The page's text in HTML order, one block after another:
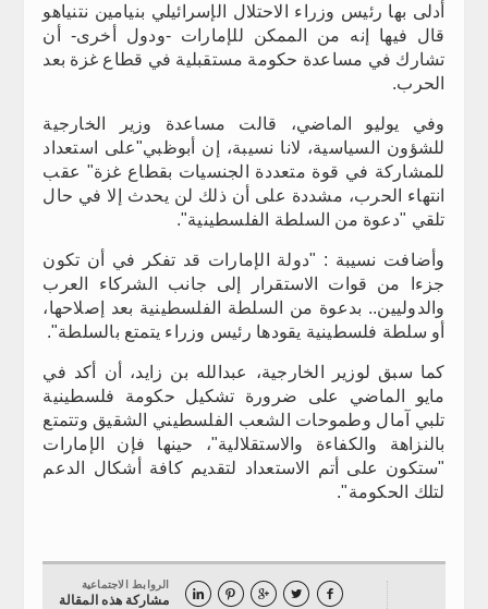
أدلى بها رئيس وزراء الاحتلال الإسرائيلي بنيامين نتنياهو
قال فيها إنه من الممكن للإمارات -ودول أخرى- أن
تشارك في مساعدة حكومة مستقبلية في قطاع غزة بعد
الحرب.
وفي يوليو الماضي، قالت مساعدة وزير الخارجية
للشؤون السياسية، لانا نسيبة، إن أبوظبي"على استعداد
للمشاركة في قوة متعددة الجنسيات بقطاع غزة" عقب
انتهاء الحرب، مشددة على أن ذلك لن يحدث إلا في حال
تلقي "دعوة من السلطة الفلسطينية".
وأضافت نسيبة : "دولة الإمارات قد تفكر في أن تكون
جزءا من قوات الاستقرار إلى جانب الشركاء العرب
والدوليين.. بدعوة من السلطة الفلسطينية بعد إصلاحها،
أو سلطة فلسطينية يقودها رئيس وزراء يتمتع بالسلطة".
كما سبق لوزير الخارجية، عبدالله بن زايد، أن أكد في
مايو الماضي على ضرورة تشكيل حكومة فلسطينية
تلبي آمال وطموحات الشعب الفلسطيني الشقيق وتتمتع
بالنزاهة والكفاءة والاستقلالية"، حينها فإن الإمارات
"ستكون على أتم الاستعداد لتقديم كافة أشكال الدعم
لتلك الحكومة".
الروابط الاجتماعية
مشاركة هذه المقالة 



